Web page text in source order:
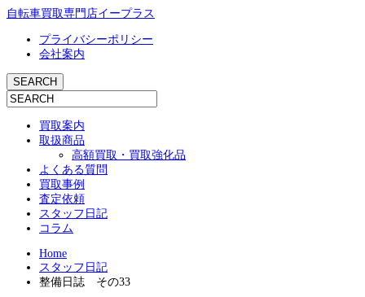
自転車買取専門店イープラス
プライバシーポリシー
会社案内
買取案内
取扱商品
高額買取・買取強化品
よくある質問
買取事例
査定依頼
スタッフ日記
コラム
Home
スタッフ日記
整備日誌 その33